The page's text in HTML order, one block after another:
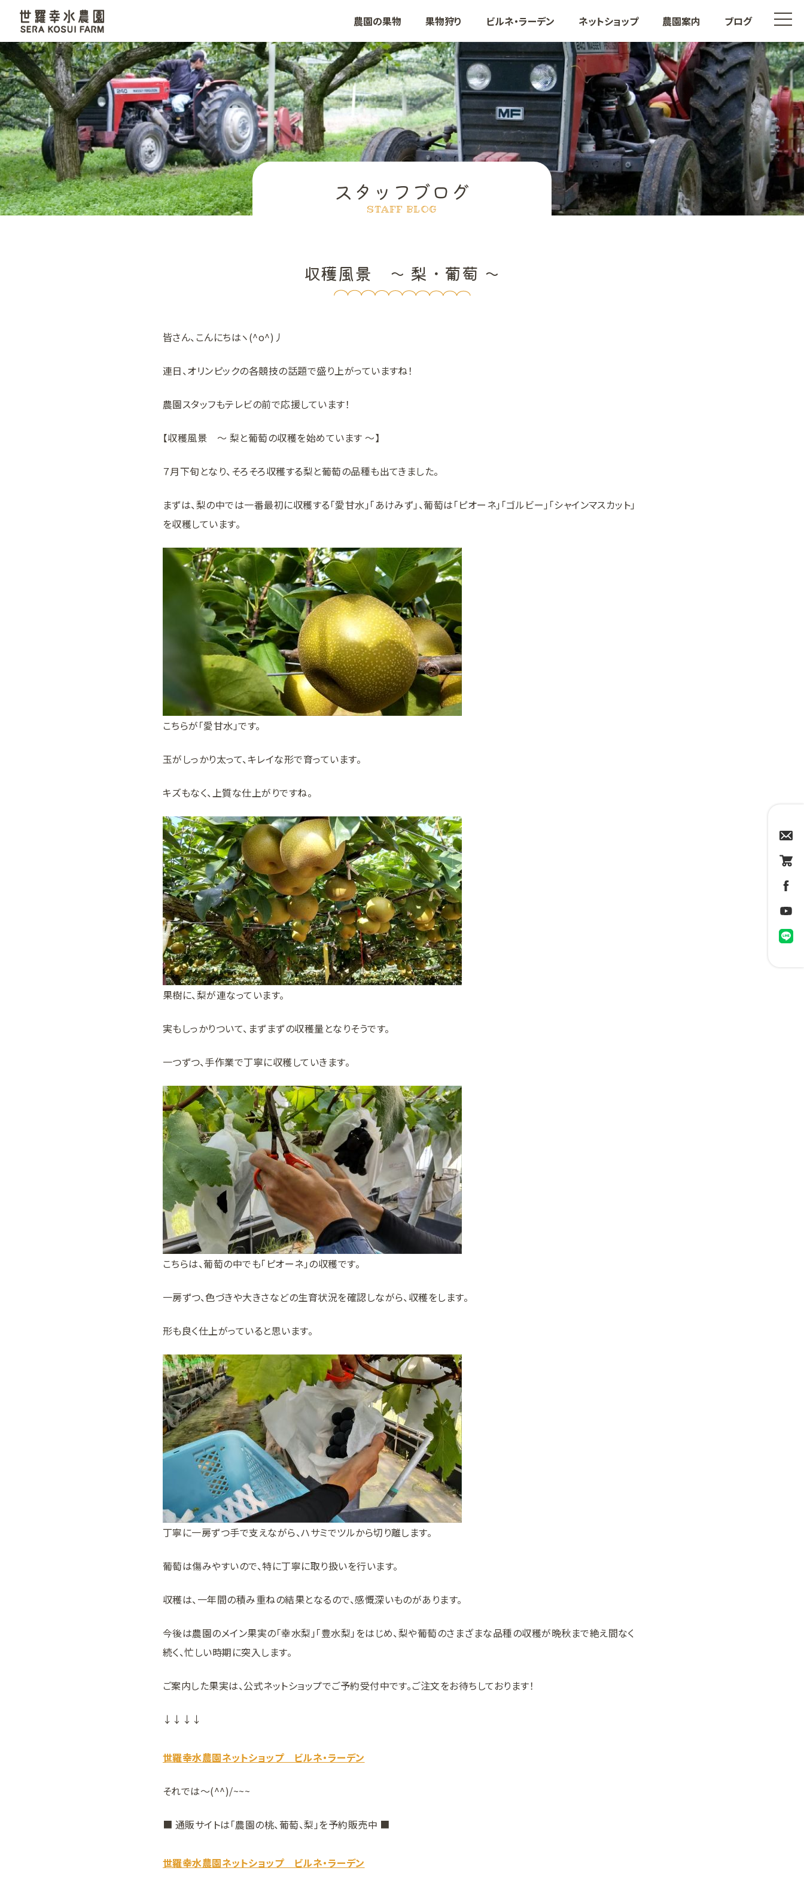
世羅幸水農園
農園の果物
なし ぶどう いちご りんご もも その他果樹
果物狩り ビルネ・ラーデン ネットショップ 農園案内 ブログ
スタッフブログ
STAFF BLOG
収穫風景 ～ 梨・葡萄 ～
皆さん、こんにちはヽ(^o^)丿
連日、オリンピックの各競技の話題で盛り上がっていますね！
農園スタッフもテレビの前で応援しています！
【収穫風景 ～ 梨と葡萄の収穫を始めています ～】
７月下旬となり、そろそろ収穫する梨と葡萄の品種も出てきました。
まずは、梨の中では一番最初に収穫する「愛甘水」「あけみず」、葡萄は「ピオーネ」「ゴルビー」「シャインマスカット」
を収穫しています。
こちらが「愛甘水」です。
玉がしっかり太って、キレイな形で育っています。
キズもなく、上質な仕上がりですね。
果樹に、梨が連なっています。
実もしっかりついて、まずまずの収穫量となりそうです。
一つずつ、手作業で丁寧に収穫していきます。
こちらは、葡萄の中でも「ピオーネ」の収穫です。
一房ずつ、色づきや大きさなどの生育状況を確認しながら、収穫をします。
形も良く仕上がっていると思います。
丁寧に一房ずつ手で支えながら、ハサミでツルから切り離します。
葡萄は傷みやすいので、特に丁寧に取り扱いを行います。
収穫は、一年間の積み重ねの結果となるので、感慨深いものがあります。
今後は農園のメイン果実の「幸水梨」「豊水梨」をはじめ、梨や葡萄のさまざまな品種の収穫が晩秋まで絶え間なく
続く、忙しい時期に突入します。
ご案内した果実は、公式ネットショップでご予約受付中です。ご注文をお待ちしております！
↓↓↓↓
世羅幸水農園ネットショップ ビルネ・ラーデン
それでは～(^^)/~~~
■ 通販サイトは「農園の桃、葡萄、梨」を予約販売中 ■
世羅幸水農園ネットショップ ビルネ・ラーデン
t
o
g
l
e
n
v
i
g
o
n